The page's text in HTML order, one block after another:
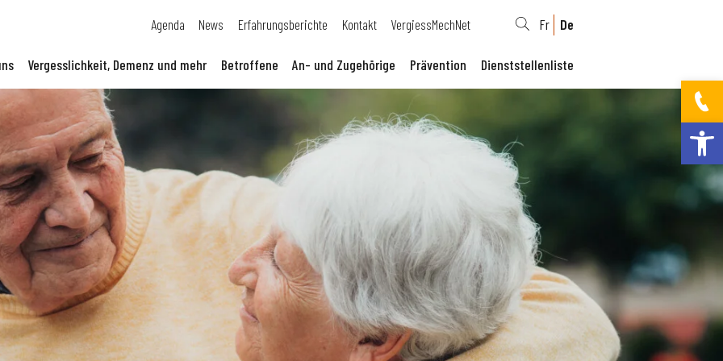
Agenda News Erfahrungsberichte Kontakt VergiessMechNet Fr De
Vergesslichkeit, Demenz und mehr Betroffene An- und Zugehörige Prävention Dienststellenliste